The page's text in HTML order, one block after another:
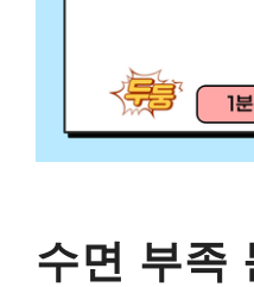
수면 부족